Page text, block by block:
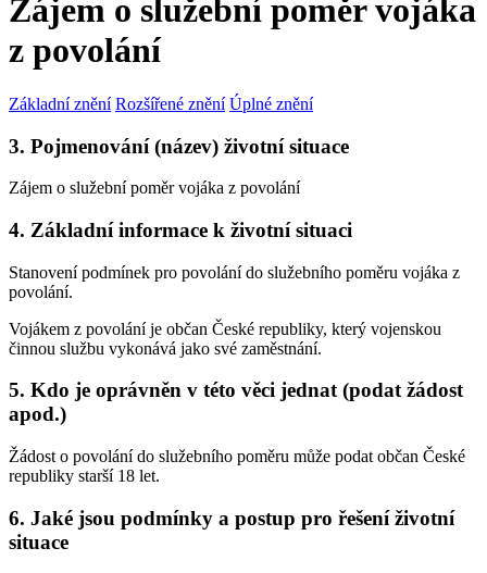
Zájem o služební poměr vojáka
z povolání
Základní znění Rozšířené znění Úplné znění
3. Pojmenování (název) životní situace
Zájem o služební poměr vojáka z povolání
4. Základní informace k životní situaci
Stanovení podmínek pro povolání do služebního poměru vojáka z
povolání.
Vojákem z povolání je občan České republiky, který vojenskou
činnou službu vykonává jako své zaměstnání.
5. Kdo je oprávněn v této věci jednat (podat žádost
apod.)
Žádost o povolání do služebního poměru může podat občan České
republiky starší 18 let.
6. Jaké jsou podmínky a postup pro řešení životní
situace